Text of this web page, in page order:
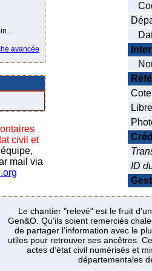
avancée
civil et
mail via
ID
Le chantier "relevé" est le fruit
Gen&O. Qu’ils soient remerciés
de partager l’information avec le
utiles pour retrouver ses ancêtres.
actes d’état civil numérisés et
départementales